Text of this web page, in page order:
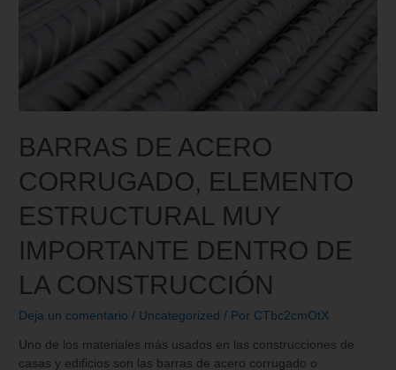
BARRAS DE ACERO
CORRUGADO, ELEMENTO
ESTRUCTURAL MUY
IMPORTANTE DENTRO DE
LA CONSTRUCCIÓN
Deja un comentario / Uncategorized / Por CTbc2cmOtX
Uno de los materiales más usados en las construcciones de
casas y edificios son las barras de acero corrugado o